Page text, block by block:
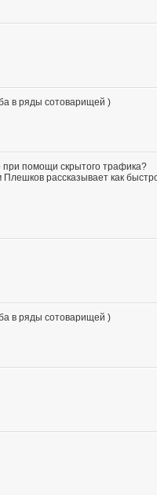
в ряды сотоварищей )
при помощи скрытого трафика?
Плешков рассказывает как
в ряды сотоварищей )